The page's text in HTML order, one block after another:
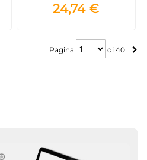
24,74 €
Pagina
Pagina di 40